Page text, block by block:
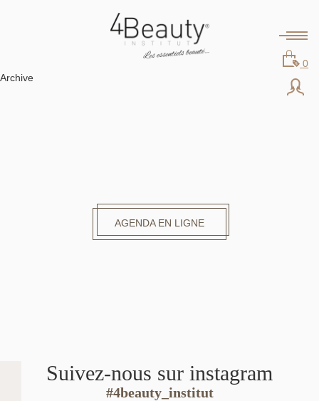
0
Archive
AGENDA EN LIGNE
Suivez-nous sur instagram
#4beauty_institut